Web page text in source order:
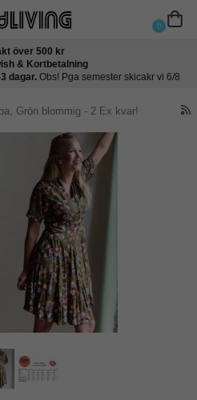
0
över 500 kr
& Kortbetalning
dagar. Obs! Pga semester skicakr vi 6/8
Grön blommig - 2 Ex kvar!